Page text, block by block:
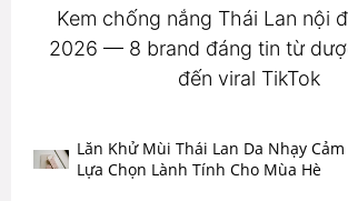
Kem chống nắng Thái Lan nội
2026 — 8 brand đáng tin từ
đến viral TikTok
Lăn Khử Mùi Thái Lan Da Nhạy
Lựa Chọn Lành Tính Cho Mùa Hè